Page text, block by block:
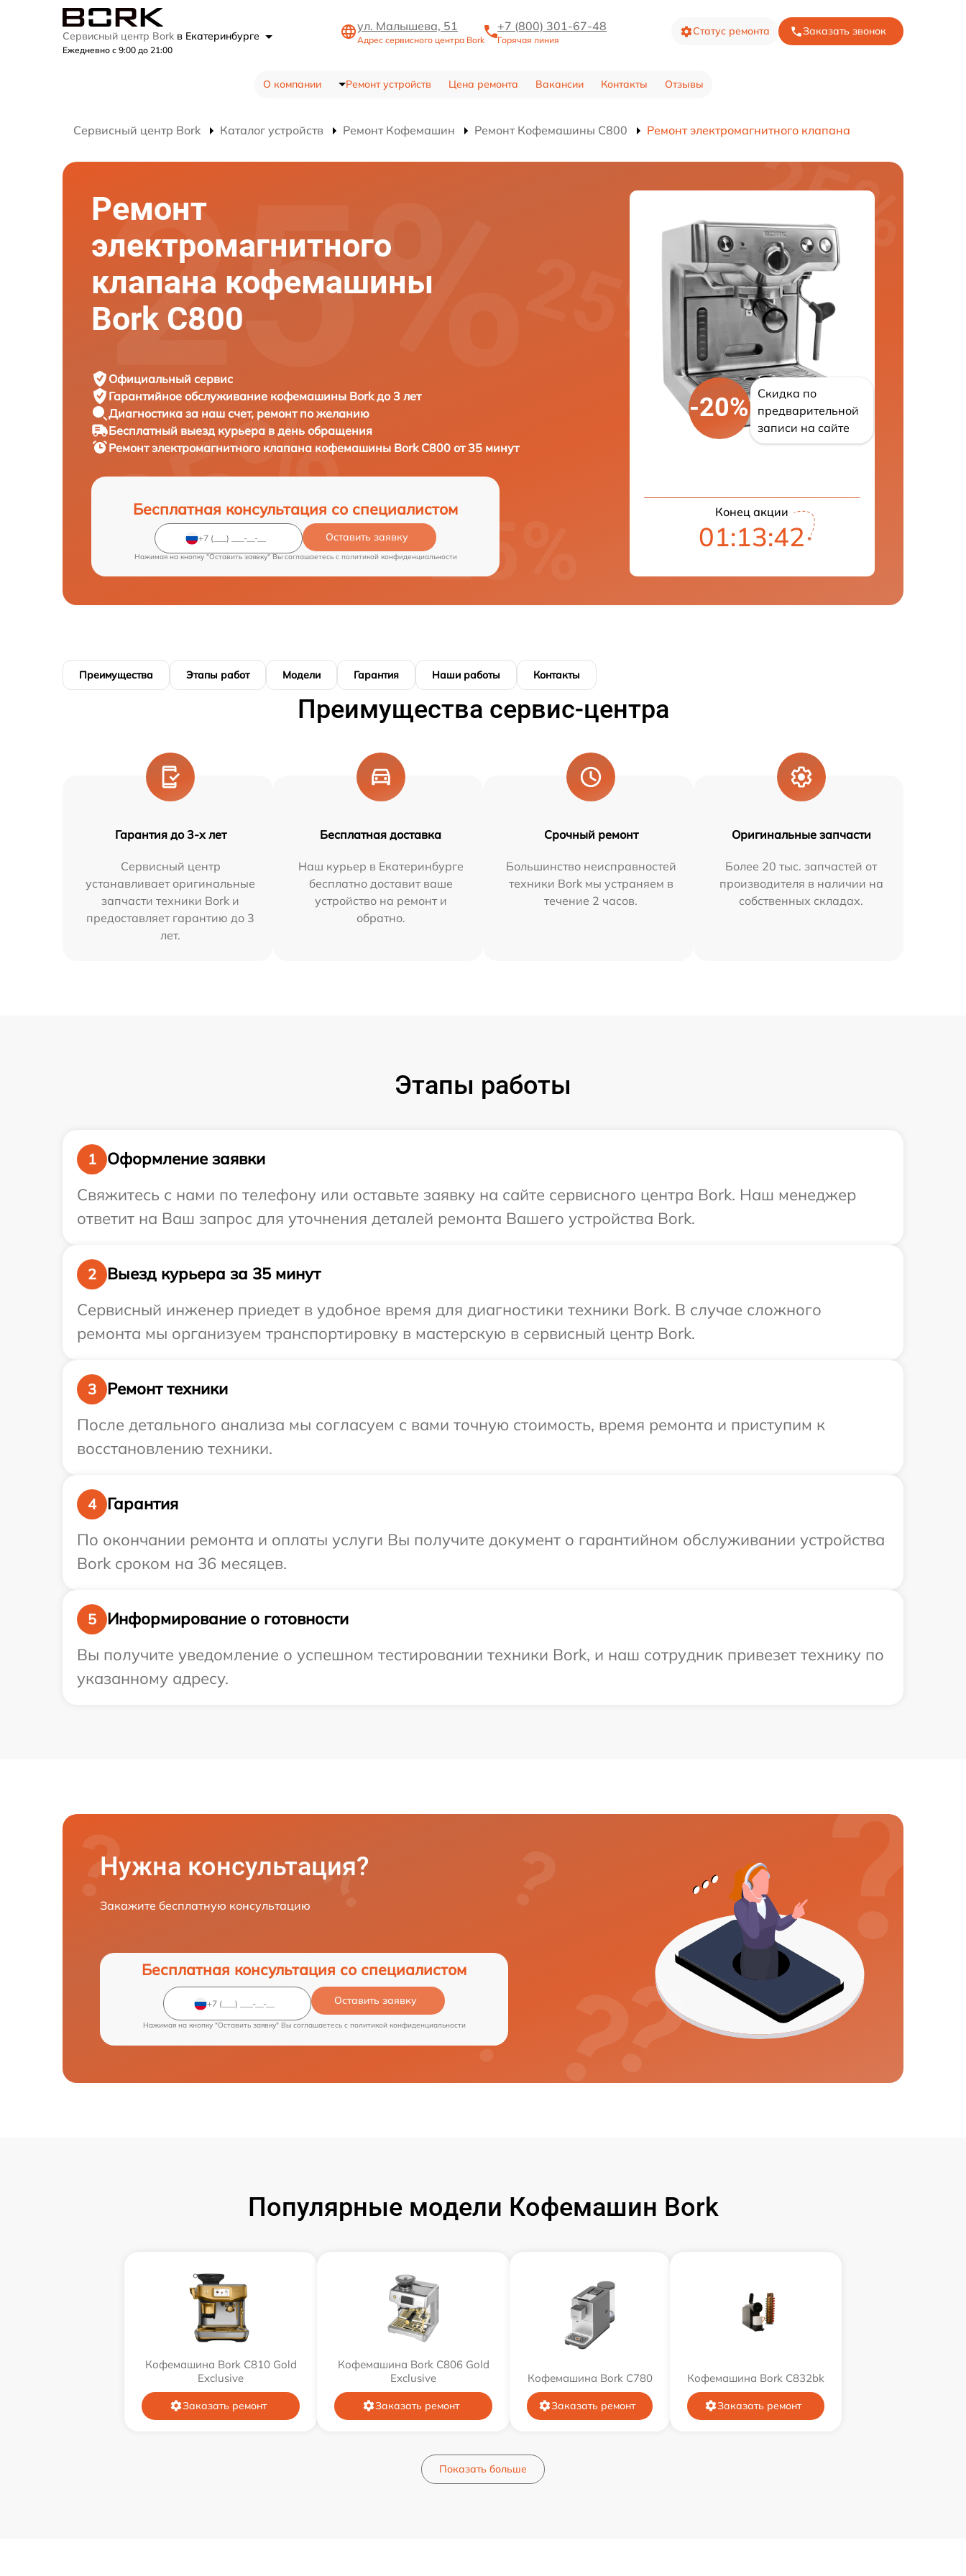
Сервисный центр Bork в Екатеринбурге
Ежедневно с 9:00 до 21:00
ул. Малышева, 51
Адрес сервисного центра Bork
+7 (800) 301-67-48
Горячая линия
Статус ремонта Заказать звонок
О компании Ремонт устройств Цена ремонта Вакансии Контакты Отзывы
Сервисный центр Bork Каталог устройств Ремонт Кофемашин Ремонт Кофемашины C800 Ремонт электромагнитного клапана
Ремонт
электромагнитного
клапана кофемашины
Bork C800
Официальный сервис
Гарантийное обслуживание кофемашины Bork до 3 лет
Диагностика за наш счет, ремонт по желанию
Бесплатный выезд курьера в день обращения
Ремонт электромагнитного клапана кофемашины Bork C800 от 35 минут
Бесплатная консультация со специалистом
Оставить заявку
Нажимая на кнопку "Оставить заявку" Вы соглашаетесь c политикой конфиденциальности
-20%
Скидка по
предварительной
записи на сайте
Конец акции
01:13:41
Преимущества Этапы работ Модели Гарантия Наши работы Контакты
Преимущества сервис-центра
Гарантия до 3-х лет
Сервисный центр
устанавливает оригинальные
запчасти техники Bork и
предоставляет гарантию до 3
лет.
Бесплатная доставка
Наш курьер в Екатеринбурге
бесплатно доставит ваше
устройство на ремонт и
обратно.
Срочный ремонт
Большинство неисправностей
техники Bork мы устраняем в
течение 2 часов.
Оригинальные запчасти
Более 20 тыс. запчастей от
производителя в наличии на
собственных складах.
Этапы работы
1
Оформление заявки
Свяжитесь с нами по телефону или оставьте заявку на сайте сервисного центра Bork. Наш менеджер
ответит на Ваш запрос для уточнения деталей ремонта Вашего устройства Bork.
2
Выезд курьера за 35 минут
Сервисный инженер приедет в удобное время для диагностики техники Bork. В случае сложного
ремонта мы организуем транспортировку в мастерскую в сервисный центр Bork.
3
Ремонт техники
После детального анализа мы согласуем с вами точную стоимость, время ремонта и приступим к
восстановлению техники.
4
Гарантия
По окончании ремонта и оплаты услуги Вы получите документ о гарантийном обслуживании устройства
Bork сроком на 36 месяцев.
5
Информирование о готовности
Вы получите уведомление о успешном тестировании техники Bork, и наш сотрудник привезет технику по
указанному адресу.
Нужна консультация?
Закажите бесплатную консультацию
Бесплатная консультация со специалистом
Оставить заявку
Нажимая на кнопку "Оставить заявку" Вы соглашаетесь c политикой конфиденциальности
Популярные модели Кофемашин Bork
Кофемашина Bork C810 Gold
Exclusive
Заказать ремонт
Кофемашина Bork C806 Gold
Exclusive
Заказать ремонт
Кофемашина Bork C780
Заказать ремонт
Кофемашина Bork C832bk
Заказать ремонт
Показать больше